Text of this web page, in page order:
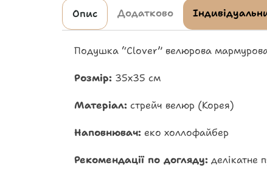
Опис Додатково
Подушка “Clover” велюрова
Розмір: 35х35 см
Матеріал: стрейч велюр (Корея)
Наповнювач: еко холлофайбер
Рекомендації по догляду: делікатне